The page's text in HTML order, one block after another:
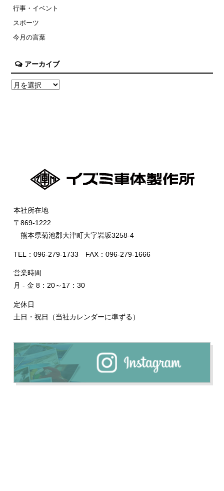
行事・イベント
スポーツ
今月の言葉
アーカイブ
本社所在地
〒869-1222
熊本県菊池郡大津町大字岩坂3258-4
TEL：096-279-1733 FAX：096-279-1666
営業時間
月 - 金 8：20～17：30
定休日
土日・祝日（当社カレンダーに準ずる）